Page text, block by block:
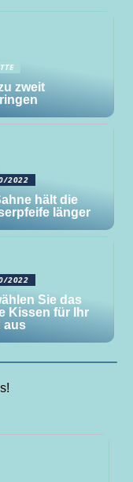
zweit
2022
hält die
länger
2022
Sie das
Kissen für Ihr
aus